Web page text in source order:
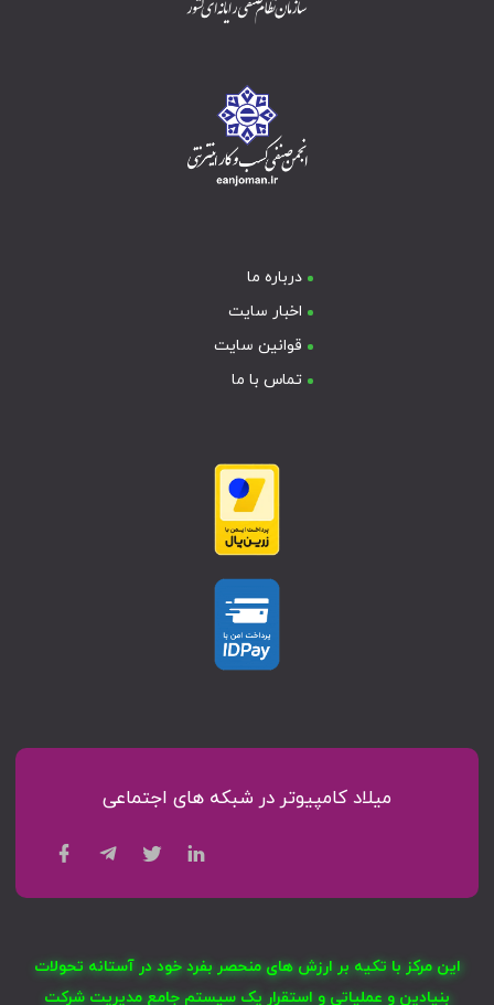
درباره ما
اخبار سایت
قوانین سایت
تماس با ما
میلاد کامپیوتر در شبکه های اجتماعی
این مرکز با تکیه بر ارزش های منحصر بفرد خود در آستانه تحولات
بنیادین و عملیاتی و استقرار یک سیستم جامع مدیریت شرکت